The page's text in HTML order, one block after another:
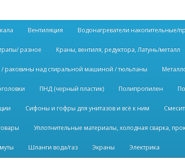
Вентиляция Водонагреватели накопительные/
разное Краны, вентиля, редуктора, Латунь/металл
/ раковины над стиральной машиной / тюльпаны
ПНД (черный пластик) Полипропилен
Сифоны и гофры для унитазов и всё к ним
Уплотнительные материалы, холодная сварка,
Шланги вода/газ Экраны Электрика